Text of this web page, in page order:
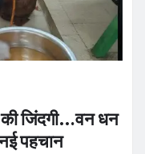
जिंदगी…वन धन
पहचान